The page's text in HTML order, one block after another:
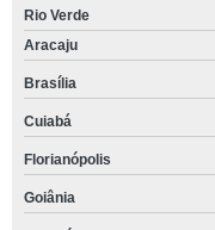
Rio Verde
Aracaju
Brasília
Cuiabá
Florianópolis
Goiânia